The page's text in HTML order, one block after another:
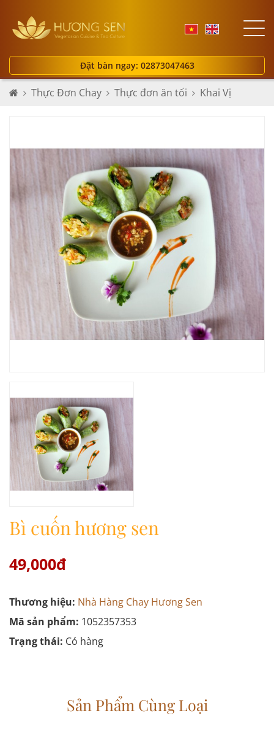
Đặt bàn ngay: 02873047463
Thực Đơn Chay Thực đơn ăn tối Khai Vị
Bì cuốn hương sen
49,000đ
Thương hiệu: Nhà Hàng Chay Hương Sen
Mã sản phẩm: 1052357353
Trạng thái: Có hàng
Sản Phẩm Cùng Loại